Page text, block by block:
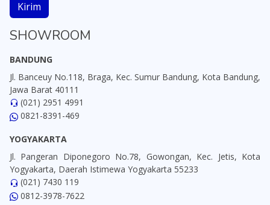
Kirim
SHOWROOM
BANDUNG
Jl. Banceuy No.118, Braga, Kec. Sumur Bandung, Kota Bandung,
Jawa Barat 40111
(021) 2951 4991
0821-8391-469
YOGYAKARTA
Jl. Pangeran Diponegoro No.78, Gowongan, Kec. Jetis, Kota
Yogyakarta, Daerah Istimewa Yogyakarta 55233
(021) 7430 119
0812-3978-7622